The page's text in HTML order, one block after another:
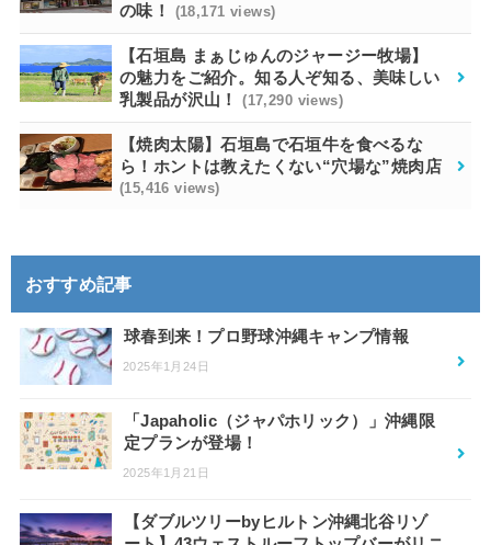
の味！
(18,171 views)
【石垣島 まぁじゅんのジャージー牧場】
の魅力をご紹介。知る人ぞ知る、美味しい
乳製品が沢山！
(17,290 views)
【焼肉太陽】石垣島で石垣牛を食べるな
ら！ホントは教えたくない“穴場な”焼肉店
(15,416 views)
おすすめ記事
球春到来！プロ野球沖縄キャンプ情報
2025年1月24日
「Japaholic（ジャパホリック）」沖縄限
定プランが登場！
2025年1月21日
【ダブルツリーbyヒルトン沖縄北谷リゾ